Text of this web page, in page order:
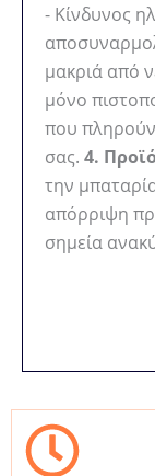
- Κίνδυνος
μακριά από
μόνο
που πληρούν
σας. 4.
την
απόρριψη
σημεία